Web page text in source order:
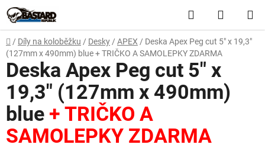
Přejít
na
obsah
Hledat
KOŠÍK
Domů
/ Díly na koloběžku / Desky / APEX / Deska Apex Peg cut 5" x 19,3"
(127mm x 490mm) blue+ TRIČKO A SAMOLEPKY ZDARMA
Deska Apex Peg cut 5" x
19,3" (127mm x 490mm)
blue + TRIČKO A
SAMOLEPKY ZDARMA